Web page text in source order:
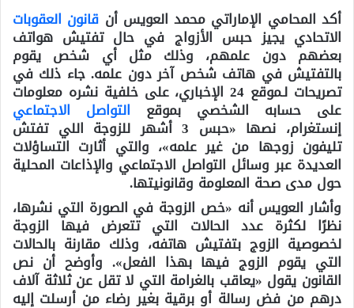
أكد المحامي الإماراتي محمد العويس أن قانون العقوبات
الاتحادي يجيز حبس الأزواج في حال تفتيش هواتف
بعضهم دون علمهم، وذلك مثل أي شخص يقوم
بالتفتيش في هاتف شخص آخر دون علمه. جاء ذلك في
تصريحات لـموقع 24 الإخباري، على خلفية نشره معلومات
على حسابه الشخصي بموقع التواصل الاجتماعي
إنستغرام، نصها «حبس 3 أشهر للزوجة اللي تفتش
تليفون زوجها من غير علمه»، والتي أثارت التساؤلات
العديدة عبر وسائل التواصل الاجتماعي والإذاعات المحلية
حول مدى صحة المعلومة وقانونيتها.
وأشار العويس أنه «خص الزوجة في الصورة التي نشرها،
نظرًا لكثرة عدد الحالات التي تتعرض فيها الزوجة
لخصوصية الزوج بتفتيش هاتفه، وذلك مقارنة بالحالات
التي يقوم الزوج فيها بهذا الفعل». وأوضح أن نص
القانون يقول «يعاقب بالغرامة التي لا تقل عن ثلاثة آلاف
درهم من فض رسالة أو برقية بغير رضاء من أرسلت إليه